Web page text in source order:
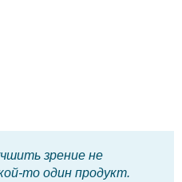
зрение не
то один продукт.